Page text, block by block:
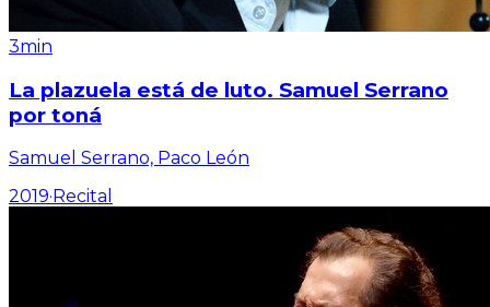
3min
La plazuela está de luto. Samuel Serrano
por toná
Samuel Serrano, Paco León
2019· Recital